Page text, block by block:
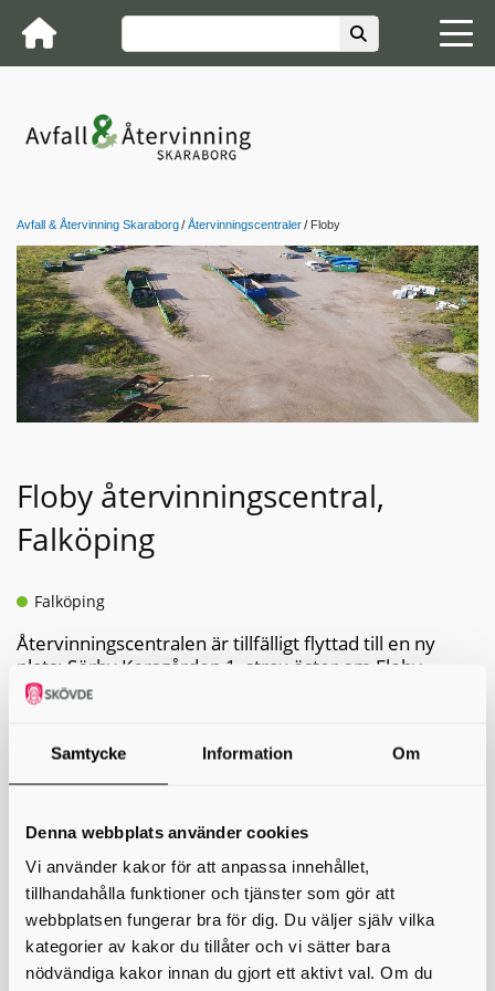
Samtycke Information Om
Denna webbplats använder cookies
Vi använder kakor för att anpassa innehållet,
tillhandahålla funktioner och tjänster som gör att
webbplatsen fungerar bra för dig. Du väljer själv vilka
kategorier av kakor du tillåter och vi sätter bara
nödvändiga kakor innan du gjort ett aktivt val. Om du
Avfall & Återvinning Skaraborg Återvinningscentraler Floby
Floby återvinningscentral,
Falköping
Falköping
Återvinningscentralen är tillfälligt flyttad till en ny
plats: Sörby Korsgården 1, strax öster om Floby
utmed väg 181. Återvinningscentralen är endast till
för privatpersoner. Företag hänvisas till privata
I samband med sluttäckningen görs också området i ordning
innebär att kunden kan besöka återvinningscentralen utanför
ordinarie öppettider (efter det att man har gått en
utbildning).
Öppettider